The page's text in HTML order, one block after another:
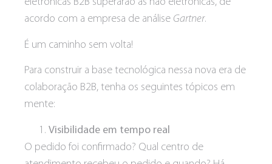
eletrônicas B2B superarão as não eletrônicas, de
acordo com a empresa de análise Gartner.
É um caminho sem volta!
Para construir a base tecnológica nessa nova era de
colaboração B2B, tenha os seguintes tópicos em
mente:
Visibilidade em tempo real
O pedido foi confirmado? Qual centro de